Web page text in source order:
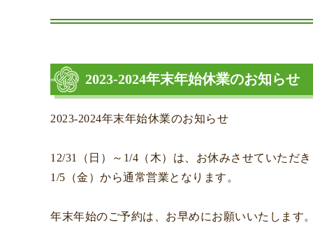
2023-2024年末年始休業のお知らせ
2023-2024年末年始休業のお知らせ
12/31（日）～1/4（木）は、お休みさせていただき
1/5（金）から通常営業となります。
年末年始のご予約は、お早めにお願いいたします。